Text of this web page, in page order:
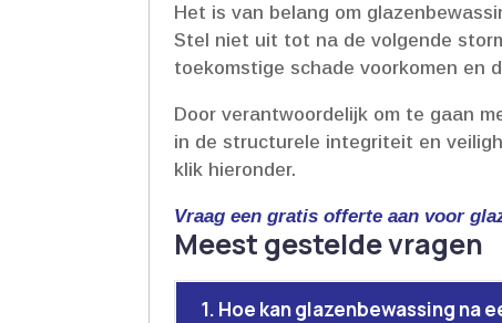
Het is van belang om
Stel niet uit tot na de volgende
toekomstige schade voorkomen en
Door verantwoordelijk om te gaan
in de structurele integriteit en
klik hieronder.​
Vraag een gratis offerte aan voor
Meest gestelde vragen
1. Hoe kan glazenbewassing na